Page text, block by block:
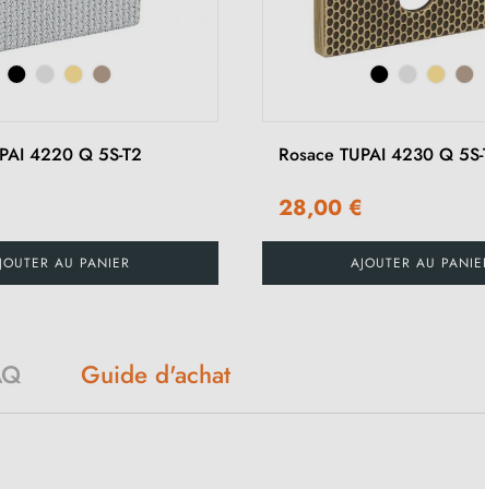
4220 Q 5S-T2
AU PANIER
Rosace TUPAI 4230 Q
28,00 €
AJOUTER AU
Guide d'achat